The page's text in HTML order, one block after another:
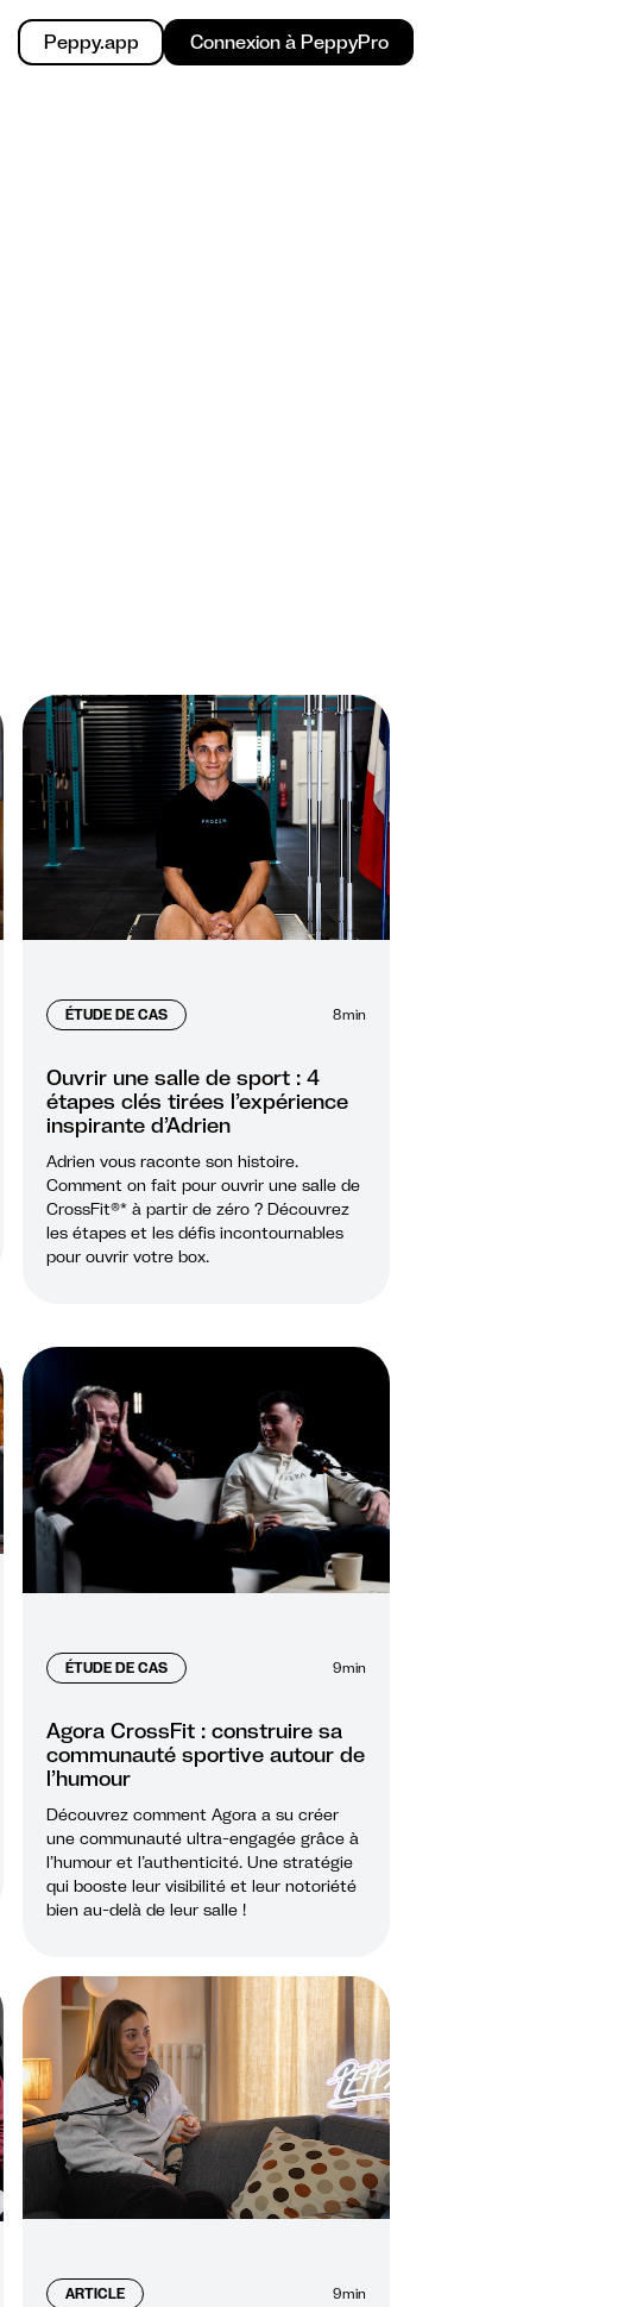
Peppy.app Connexion à PeppyPro
ÉTUDE DE CAS 8min
Ouvrir une salle de sport : 4
étapes clés tirées l’expérience
inspirante d’Adrien
Adrien vous raconte son histoire.
Comment on fait pour ouvrir une salle de
CrossFit®* à partir de zéro ? Découvrez
les étapes et les défis incontournables
pour ouvrir votre box.
ÉTUDE DE CAS 9min
Agora CrossFit : construire sa
communauté sportive autour de
l’humour
Découvrez comment Agora a su créer
une communauté ultra-engagée grâce à
l’humour et l’authenticité. Une stratégie
qui booste leur visibilité et leur notoriété
bien au-delà de leur salle !
ARTICLE 9min